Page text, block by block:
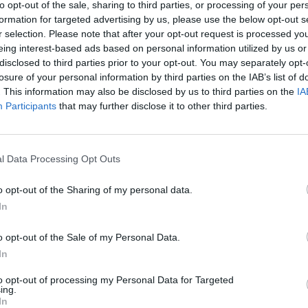
opt-out of the sale, sharing to third parties, or processing of your
for targeted advertising by us, please use the below opt-out
selection. Please note that after your opt-out request is processed
interest-based ads based on personal information utilized by us
to third parties prior to your opt-out. You may separately
of your personal information by third parties on the IAB’s list of
This information may also be disclosed by us to third parties on the
Participants that may further disclose it to other third parties.
Data Processing Opt Outs
opt-out of the Sharing of my personal data.
opt-out of the Sale of my Personal Data.
opt-out of processing my Personal Data for Targeted
s půdními mikroorganismy a přispívají k
a proti šíření znečištění do nových oblastí. Projekt
NATO Science for Peace and Security, rostlina by
po válce. Z toho důvodu jí vědci vysadili také na
být podle Trögla invazivní. "Nicméně jsou už zprávy,
budeme sledovat, aby se to nešířilo tam, kam
na jedno testovací pole, což je asi 1000 metrů
se rostliny uchytily. "Necháme pro srovnání kus
nechat vše přírodě," řekl Trögl. S ozdobnicí lze topit,
celou řadu nápadů, co by se s tím dalo dělat," dodal.